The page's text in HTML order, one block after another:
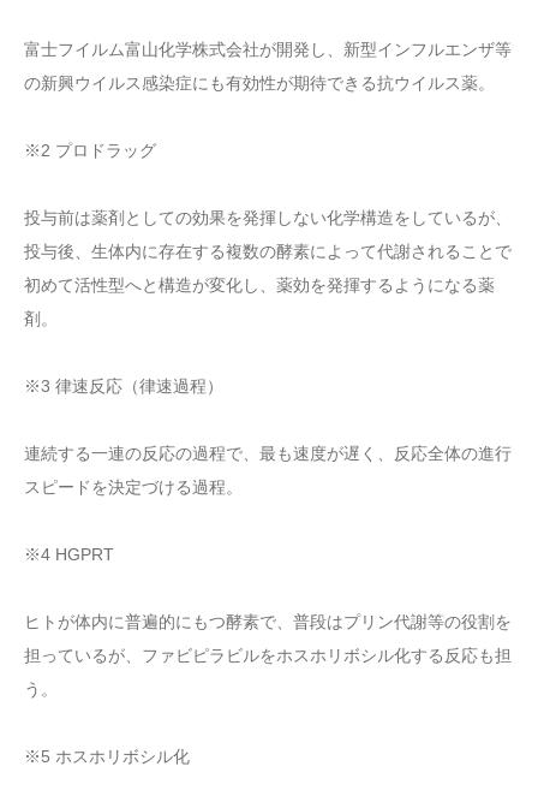
富士フイルム富山化学株式会社が開発し、新型インフルエンザ等
の新興ウイルス感染症にも有効性が期待できる抗ウイルス薬。
※2 プロドラッグ
投与前は薬剤としての効果を発揮しない化学構造をしているが、
投与後、生体内に存在する複数の酵素によって代謝されることで
初めて活性型へと構造が変化し、薬効を発揮するようになる薬
剤。
※3 律速反応（律速過程）
連続する一連の反応の過程で、最も速度が遅く、反応全体の進行
スピードを決定づける過程。
※4 HGPRT
ヒトが体内に普遍的にもつ酵素で、普段はプリン代謝等の役割を
担っているが、ファビピラビルをホスホリボシル化する反応も担
う。
※5 ホスホリボシル化